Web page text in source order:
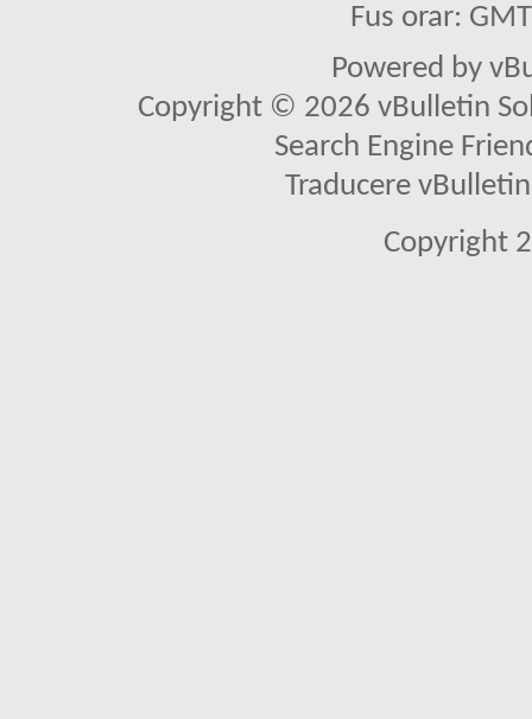
Fus orar:
Powered by
Copyright © 2026 vBulletin
Search Engine
Traducere
Copyright